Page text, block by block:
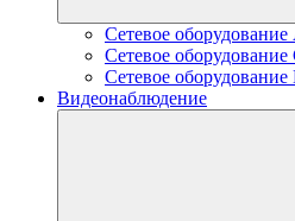
Сетевое оборудование
Сетевое оборудование
Сетевое оборудование
Видеонаблюдение